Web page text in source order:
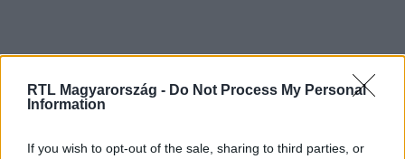
RTL Magyarország - Do Not Process My Personal
Information
If you wish to opt-out of the sale, sharing to third parties, or